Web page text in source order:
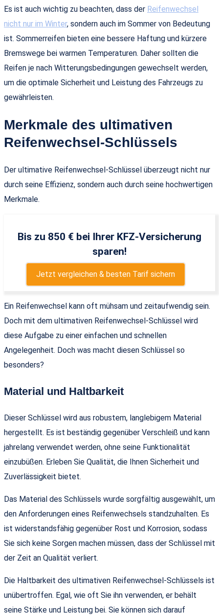
Es ist auch wichtig zu beachten, dass der Reifenwechsel
nicht nur im Winter, sondern auch im Sommer von Bedeutung
ist. Sommerreifen bieten eine bessere Haftung und kürzere
Bremswege bei warmen Temperaturen. Daher sollten die
Reifen je nach Witterungsbedingungen gewechselt werden,
um die optimale Sicherheit und Leistung des Fahrzeugs zu
gewährleisten.
Merkmale des ultimativen
Reifenwechsel-Schlüssels
Der ultimative Reifenwechsel-Schlüssel überzeugt nicht nur
durch seine Effizienz, sondern auch durch seine hochwertigen
Merkmale.
Bis zu 850 € bei Ihrer KFZ-Versicherung
sparen!
Jetzt vergleichen & besten Tarif sichern
Ein Reifenwechsel kann oft mühsam und zeitaufwendig sein.
Doch mit dem ultimativen Reifenwechsel-Schlüssel wird
diese Aufgabe zu einer einfachen und schnellen
Angelegenheit. Doch was macht diesen Schlüssel so
besonders?
Material und Haltbarkeit
Dieser Schlüssel wird aus robustem, langlebigem Material
hergestellt. Es ist beständig gegenüber Verschleiß und kann
jahrelang verwendet werden, ohne seine Funktionalität
einzubüßen. Erleben Sie Qualität, die Ihnen Sicherheit und
Zuverlässigkeit bietet.
Das Material des Schlüssels wurde sorgfältig ausgewählt, um
den Anforderungen eines Reifenwechsels standzuhalten. Es
ist widerstandsfähig gegenüber Rost und Korrosion, sodass
Sie sich keine Sorgen machen müssen, dass der Schlüssel mit
der Zeit an Qualität verliert.
Die Haltbarkeit des ultimativen Reifenwechsel-Schlüssels ist
unübertroffen. Egal, wie oft Sie ihn verwenden, er behält
seine Stärke und Leistung bei. Sie können sich darauf